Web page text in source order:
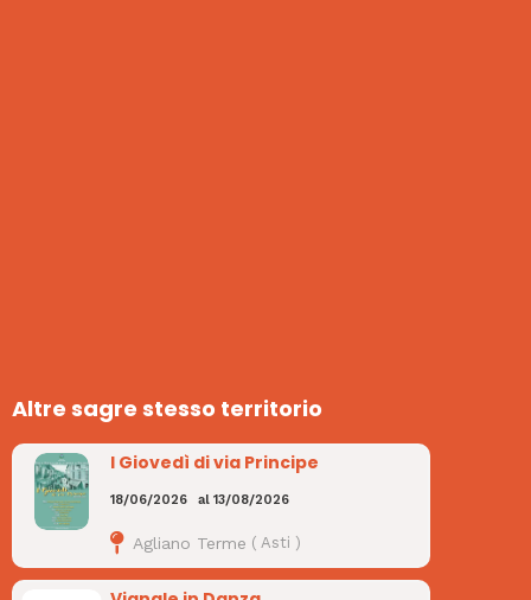
Altre sagre stesso territorio
I Giovedì di via Principe
18/06/2026 al 13/08/2026
Agliano Terme ( Asti )